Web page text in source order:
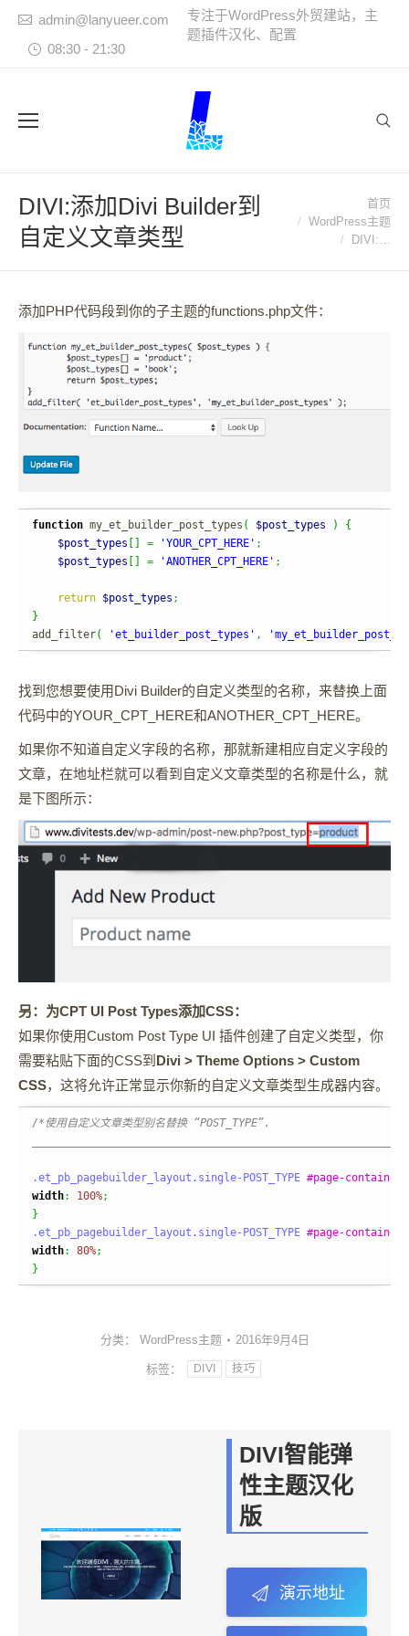
admin@lanyueer.com
08:30 - 21:30
专注于WordPress外贸建站，主
题插件汉化、配置
DIVI:添加Divi Builder到
自定义文章类型
首页
WordPress主题
DIVI:…
添加PHP代码段到你的子主题的functions.php文件：
function my_et_builder_post_types ( $post_types )
{
$post_types
= 'YOUR_CPT_HERE' ;
$post_types
= 'ANOTHER_CPT_HERE' ;
return $post_types ;
}
add_filter( 'et_builder_post_types' ,
找到您想要使用Divi Builder的自定义类型的名称，来替换上面
代码中的YOUR_CPT_HERE和ANOTHER_CPT_HERE。
如果你不知道自定义字段的名称，那就新建相应自定义字段的
文章，在地址栏就可以看到自定义文章类型的名称是什么，就
是下图所示：
另：为CPT UI Post Types添加CSS：
如果你使用Custom Post Type UI 插件创建了自定义类型，你
需要粘贴下面的CSS到 Divi > Theme Options > Custom
CSS，这将允许正常显示你新的自定义文章类型生成器内容。
/*使用自定义文章类型别名替换 “POST_TYPE”.
.et_pb_pagebuilder_layout .single-POST_TYPE #page-container
width: 100%;
}
.et_pb_pagebuilder_layout .single-POST_TYPE #page-container
width: 80%;
}
分类： WordPress主题 2016年9月4日
标签： DIVI 技巧
DIVI智能弹
性主题汉化
版
演示地址